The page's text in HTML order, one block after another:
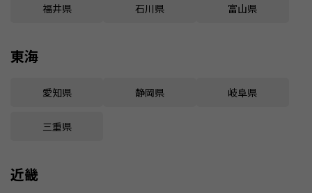
福井県 石川県 富山県
東海
愛知県 静岡県 岐阜県
三重県
近畿